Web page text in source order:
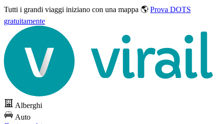
Tutti i grandi viaggi iniziano con una mappa 🌎 Prova DOTS
gratuitamente
Alberghi
Auto